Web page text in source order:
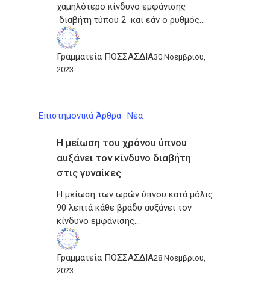
χαμηλότερο κίνδυνο εμφάνισης
διαβήτη τύπου 2 και εάν ο ρυθμός…
Γραμματεία ΠΟΣΣΑΣΔΙΑ30 Νοεμβρίου,
2023
Επιστημονικά Άρθρα Νέα
Η μείωση του χρόνου ύπνου
αυξάνει τον κίνδυνο διαβήτη
στις γυναίκες
Η μείωση των ωρών ύπνου κατά μόλις
90 λεπτά κάθε βράδυ αυξάνει τον
κίνδυνο εμφάνισης…
Γραμματεία ΠΟΣΣΑΣΔΙΑ28 Νοεμβρίου,
2023